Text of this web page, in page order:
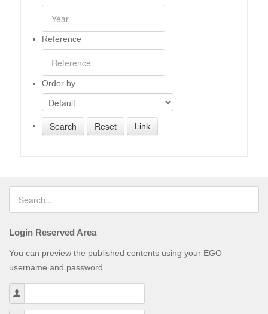
Reference
Order by
Link
Login Reserved Area
You can preview the published contents using your EGO
username and password.